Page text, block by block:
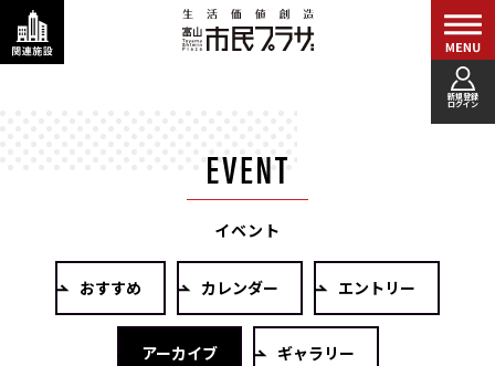
新規登録
ログイン
イベント
おすすめ カレンダー エントリー
アーカイブ ギャラリー